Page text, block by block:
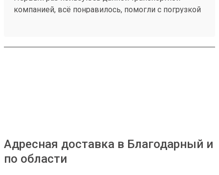
компанией, всё понравилось, помогли с погрузкой
Адресная доставка в Благодарный и
по области